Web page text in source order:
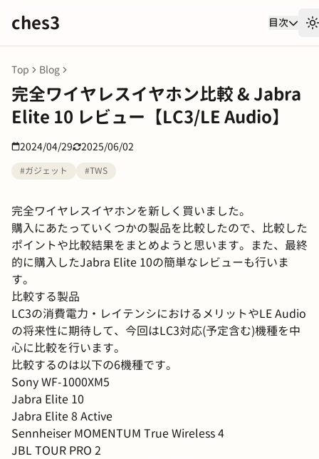
ches3 目次
Top Blog
完全ワイヤレスイヤホン比較 & Jabra
Elite 10 レビュー【LC3/LE Audio】
2024/04/29 2025/06/02
#ガジェット #TWS
完全ワイヤレスイヤホンを新しく買いました。
購入にあたっていくつかの製品を比較したので、比較した
ポイントや比較結果をまとめようと思います。また、最終
的に購入したJabra Elite 10の簡単なレビューも行いま
す。
比較する製品
LC3の消費電力・レイテンシにおけるメリットやLE Audio
の将来性に期待して、今回はLC3対応(予定含む)機種を中
心に比較を行います。
比較するのは以下の6機種です。
Sony WF-1000XM5
Jabra Elite 10
Jabra Elite 8 Active
Sennheiser MOMENTUM True Wireless 4
JBL TOUR PRO 2